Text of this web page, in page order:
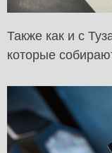
Также как и с
которые